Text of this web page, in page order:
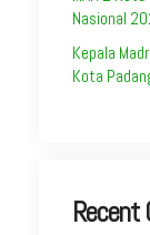
Nasional
Kepala
Kota
Recent